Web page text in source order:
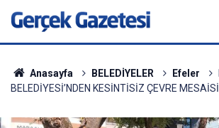
Anasayfa BELEDİYELER Efeler
BELEDİYESİ’NDEN KESİNTİSİZ ÇEVRE MESAİSİ